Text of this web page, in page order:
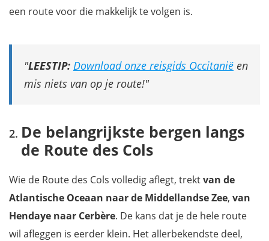
een route voor die makkelijk te volgen is.
LEESTIP: Download onze reisgids Occitanië en
mis niets van op je route!
De belangrijkste bergen langs
de Route des Cols
Wie de Route des Cols volledig aflegt, trektvan de
Atlantische Oceaan naar de Middellandse Zee, van
Hendaye naar Cerbère. De kans dat je de hele route
wil afleggen is eerder klein. Het allerbekendste deel,